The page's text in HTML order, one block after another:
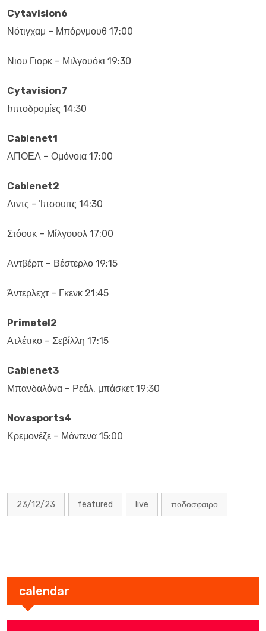
Cytavision6
Νότιγχαμ – Μπόρνμουθ 17:00
Νιου Γιορκ – Μιλγουόκι 19:30
Cytavision7
Ιπποδρομίες 14:30
Cablenet1
ΑΠΟΕΛ – Ομόνοια 17:00
Cablenet2
Λιντς – Ίπσουιτς 14:30
Στόουκ – Μίλγουολ 17:00
Αντβέρπ – Βέστερλο 19:15
Άντερλεχτ – Γκενκ 21:45
Primetel2
Ατλέτικο – Σεβίλλη 17:15
Cablenet3
Μπανδαλόνα – Ρεάλ, μπάσκετ 19:30
Novasports4
Κρεμονέζε – Μόντενα 15:00
23/12/23 featured live ποδοσφαιρο
calendar